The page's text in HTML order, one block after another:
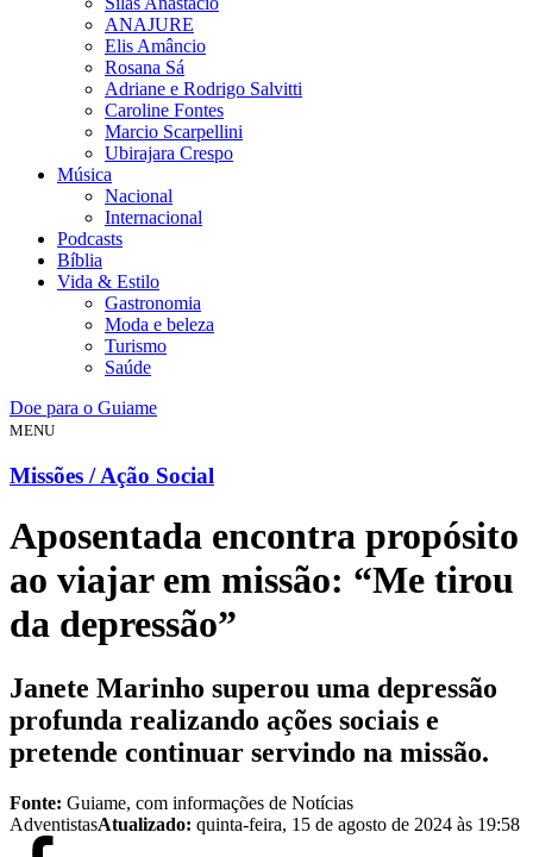
ANAJURE
Elis Amâncio
Rosana Sá
Adriane e Rodrigo Salvitti
Caroline Fontes
Marcio Scarpellini
Ubirajara Crespo
Música
Nacional
Internacional
Podcasts
Bíblia
Vida & Estilo
Gastronomia
Moda e beleza
Turismo
Saúde
Doe para o Guiame
MENU
Missões / Ação Social
Aposentada encontra propósito
ao viajar em missão: “Me tirou
da depressão”
Janete Marinho superou uma depressão
profunda realizando ações sociais e
pretende continuar servindo na missão.
Fonte: Guiame, com informações de Notícias
AdventistasAtualizado: quinta-feira, 15 de agosto de 2024 às 19:58